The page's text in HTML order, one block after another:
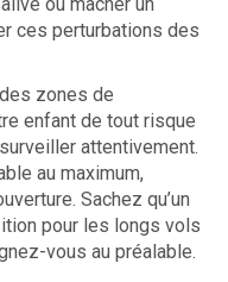
ces perturbations des
zones de
enfant de tout risque
attentivement.
au maximum,
Sachez qu’un
pour les longs vols
vous au préalable.